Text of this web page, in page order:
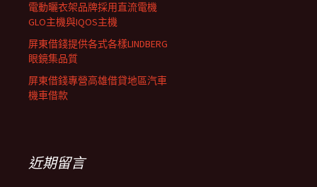
電動曬衣架品牌採用直流電機
GLO主機與IQOS主機
屏東借錢提供各式各樣LINDBERG
眼鏡集品質
屏東借錢專營高雄借貸地區汽車
機車借款
近期留言